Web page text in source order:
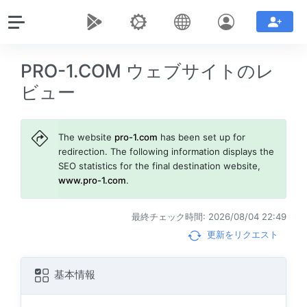
PRO-1.COM ウェブサイトのレ
ビュー
The website pro-1.com has been set up for
redirection. The following information displays the
SEO statistics for the final destination website,
www.pro-1.com.
最終チェック時間: 2026/08/04 22:49
更新をリクエスト
基本情報